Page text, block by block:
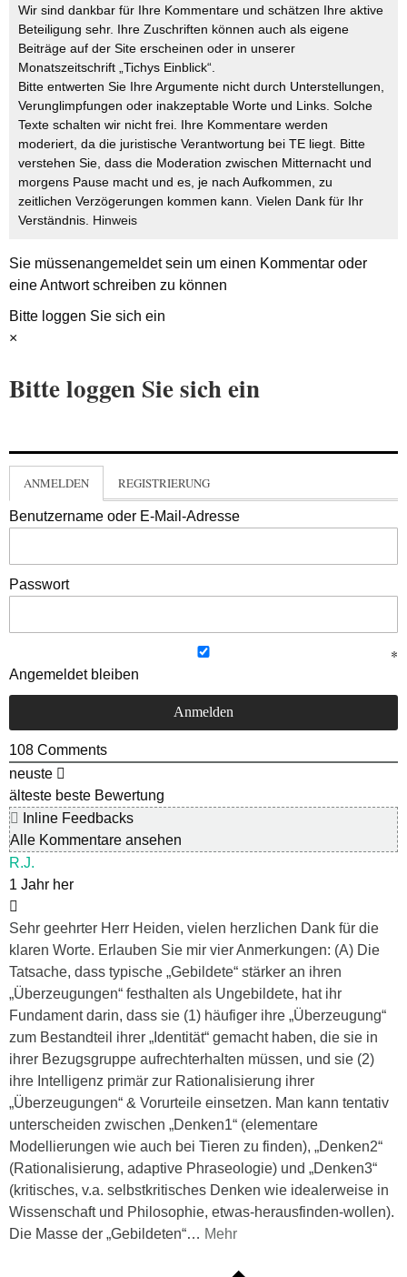
Wir sind dankbar für Ihre Kommentare und schätzen Ihre aktive
Beteiligung sehr. Ihre Zuschriften können auch als eigene
Beiträge auf der Site erscheinen oder in unserer
Monatszeitschrift „Tichys Einblick“.
Bitte entwerten Sie Ihre Argumente nicht durch Unterstellungen,
Verunglimpfungen oder inakzeptable Worte und Links. Solche
Texte schalten wir nicht frei. Ihre Kommentare werden
moderiert, da die juristische Verantwortung bei TE liegt. Bitte
verstehen Sie, dass die Moderation zwischen Mitternacht und
morgens Pause macht und es, je nach Aufkommen, zu
zeitlichen Verzögerungen kommen kann. Vielen Dank für Ihr
Verständnis. Hinweis
Sie müssenangemeldetsein um einen Kommentar oder
eine Antwort schreiben zu können
Bitte loggen Sie sich ein
×
Bitte loggen Sie sich ein
ANMELDEN REGISTRIERUNG
Benutzername oder E-Mail-Adresse
Passwort
Angemeldet bleiben
108 Comments
neuste
älteste beste Bewertung
Inline Feedbacks
Alle Kommentare ansehen
R.J.
1 Jahr her
Sehr geehrter Herr Heiden, vielen herzlichen Dank für die
klaren Worte. Erlauben Sie mir vier Anmerkungen: (A) Die
Tatsache, dass typische „Gebildete“ stärker an ihren
„Überzeugungen“ festhalten als Ungebildete, hat ihr
Fundament darin, dass sie (1) häufiger ihre „Überzeugung“
zum Bestandteil ihrer „Identität“ gemacht haben, die sie in
ihrer Bezugsgruppe aufrechterhalten müssen, und sie (2)
ihre Intelligenz primär zur Rationalisierung ihrer
„Überzeugungen“ & Vorurteile einsetzen. Man kann tentativ
unterscheiden zwischen „Denken1“ (elementare
Modellierungen wie auch bei Tieren zu finden), „Denken2“
(Rationalisierung, adaptive Phraseologie) und „Denken3“
(kritisches, v.a. selbstkritisches Denken wie idealerweise in
Wissenschaft und Philosophie, etwas-herausfinden-wollen).
Die Masse der „Gebildeten“… Mehr